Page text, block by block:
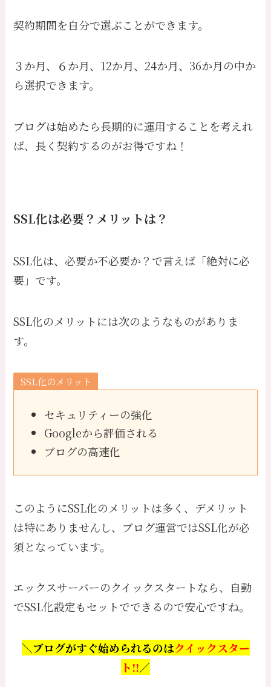
契約期間を自分で選ぶことができます。
３か月、６か月、12か月、24か月、36か月の中か
ら選択できます。
ブログは始めたら長期的に運用することを考えれ
ば、長く契約するのがお得ですね！
SSL化は必要？メリットは？
SSL化は、必要か不必要か？で言えば「絶対に必
要」です。
SSL化のメリットには次のようなものがありま
す。
SSL化のメリット
セキュリティーの強化
Googleから評価される
ブログの高速化
このようにSSL化のメリットは多く、デメリット
は特にありませんし、ブログ運営ではSSL化が必
須となっています。
エックスサーバーのクイックスタートなら、自動
でSSL化設定もセットでできるので安心ですね。
＼ブログがすぐ始められるのはクイックスター
ト!!／